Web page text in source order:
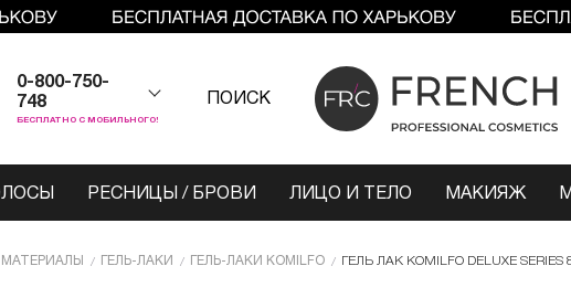
0-800-750-
748
БЕСПЛАТНО С МОБИЛЬНОГО!
ПОИСК
РЕСНИЦЫ / БРОВИ ЛИЦО И ТЕЛО МАКИЯЖ
МАТЕРИАЛЫ ГЕЛЬ-ЛАКИ ГЕЛЬ-ЛАКИ KOMILFO ГЕЛЬ ЛАК KOMILFO DELUXE SERIES